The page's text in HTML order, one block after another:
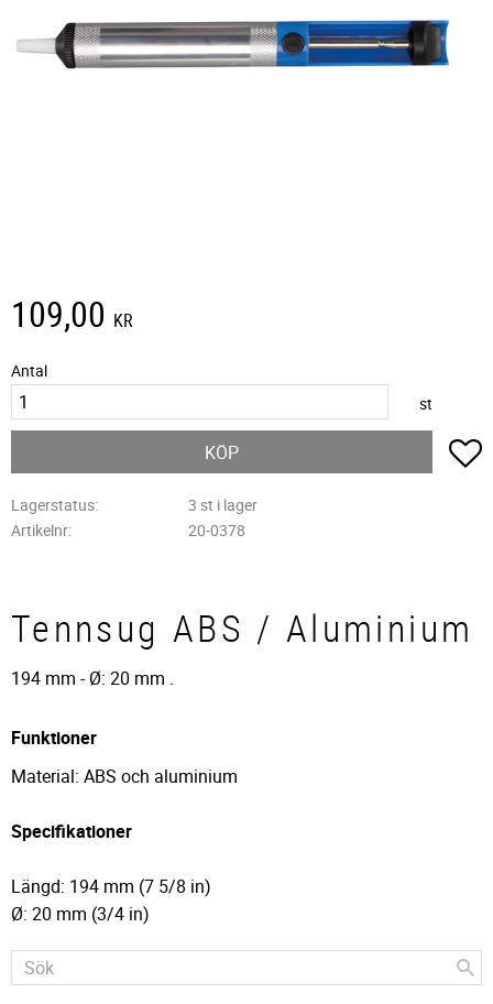
109,00 KR
Antal
st
KÖP
Lagerstatus
3 st i lager
Artikelnr
20-0378
Tennsug ABS / Aluminium
194 mm - Ø: 20 mm .
Funktioner
Material: ABS och aluminium
Specifikationer
Längd: 194 mm (7 5/8 in)
Ø: 20 mm (3/4 in)